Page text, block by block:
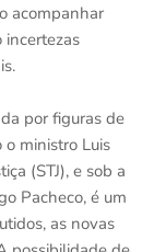
acompanhar
incertezas
por figuras de
o ministro Luis
(STJ), e sob a
Pacheco, é um
as novas